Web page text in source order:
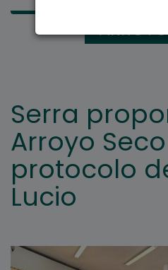
Serra
Arroyo
protocolo
Lucio